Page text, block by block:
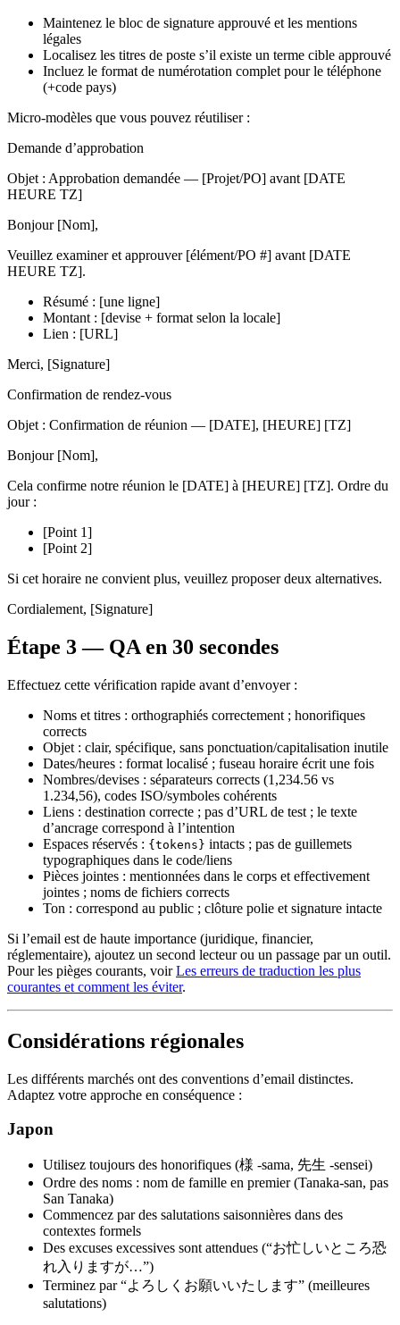
Maintenez le bloc de signature approuvé et les mentions
légales
Localisez les titres de poste s’il existe un terme cible approuvé
Incluez le format de numérotation complet pour le téléphone
(+code pays)
Micro-modèles que vous pouvez réutiliser :
Demande d’approbation
Objet : Approbation demandée — [Projet/PO] avant [DATE
HEURE TZ]
Bonjour [Nom],
Veuillez examiner et approuver [élément/PO #] avant [DATE
HEURE TZ].
Résumé : [une ligne]
Montant : [devise + format selon la locale]
Lien : [URL]
Merci, [Signature]
Confirmation de rendez-vous
Objet : Confirmation de réunion — [DATE], [HEURE] [TZ]
Bonjour [Nom],
Cela confirme notre réunion le [DATE] à [HEURE] [TZ]. Ordre du
jour :
[Point 1]
[Point 2]
Si cet horaire ne convient plus, veuillez proposer deux alternatives.
Cordialement, [Signature]
Étape 3 — QA en 30 secondes
Effectuez cette vérification rapide avant d’envoyer :
Noms et titres : orthographiés correctement ; honorifiques
corrects
Objet : clair, spécifique, sans ponctuation/capitalisation inutile
Dates/heures : format localisé ; fuseau horaire écrit une fois
Nombres/devises : séparateurs corrects (1,234.56 vs
1.234,56), codes ISO/symboles cohérents
Liens : destination correcte ; pas d’URL de test ; le texte
d’ancrage correspond à l’intention
Espaces réservés : {tokens} intacts ; pas de guillemets
typographiques dans le code/liens
Pièces jointes : mentionnées dans le corps et effectivement
jointes ; noms de fichiers corrects
Ton : correspond au public ; clôture polie et signature intacte
Si l’email est de haute importance (juridique, financier,
réglementaire), ajoutez un second lecteur ou un passage par un outil.
Pour les pièges courants, voirLes erreurs de traduction les plus
courantes et comment les éviter.
Considérations régionales
Les différents marchés ont des conventions d’email distinctes.
Adaptez votre approche en conséquence :
Japon
Utilisez toujours des honorifiques (様 -sama, 先生 -sensei)
Ordre des noms : nom de famille en premier (Tanaka-san, pas
San Tanaka)
Commencez par des salutations saisonnières dans des
contextes formels
Des excuses excessives sont attendues (“お忙しいところ恐
れ入りますが…”)
Terminez par “よろしくお願いいたします” (meilleures
salutations)